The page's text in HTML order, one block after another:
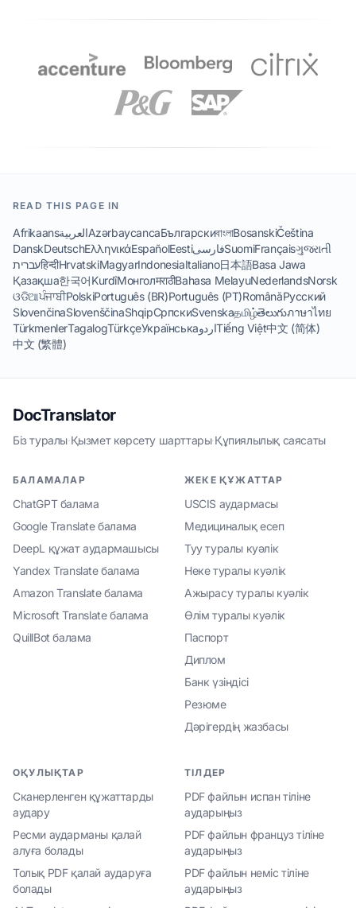
READ THIS PAGE IN
AfrikaansالعربيةAzərbaycancaБългарскиবাংলাBosanskiČeština
DanskDeutschΕλληνικάEspañolEestiفارسیSuomiFrançaisગુજરાતી
עבריתहिन्दीHrvatskiMagyarIndonesiaItaliano日本語Basa Jawa
Қазақша한국어KurdîМонголमराठीBahasa MelayuNederlandsNorsk
ଓଡିଆਪੰਜਾਬੀPolskiPortuguês (BR)Português (PT)RomânăРусский
SlovenčinaSlovenščinaShqipСрпскиSvenskaதமிழ்తెలుగుภาษาไทย
TürkmenlerTagalogTürkçeУкраїнськаاردوTiếng Việt中文 (简体)
中文 (繁體)
DocTranslator
Біз туралы·Қызмет көрсету шарттары·Құпиялылық саясаты
БАЛАМАЛАР
ChatGPT балама
Google Translate балама
DeepL құжат аудармашысы
Yandex Translate балама
Amazon Translate балама
Microsoft Translate балама
QuillBot балама
ЖЕКЕ ҚҰЖАТТАР
USCIS аудармасы
Медициналық есеп
Туу туралы куәлік
Неке туралы куәлік
Ажырасу туралы куәлік
Өлім туралы куәлік
Паспорт
Диплом
Банк үзіндісі
Резюме
Дәрігердің жазбасы
ОҚУЛЫҚТАР
Сканерленген құжаттарды
аудару
Ресми аударманы қалай
алуға болады
Толық PDF қалай аударуға
болады
ТІЛДЕР
PDF файлын испан тіліне
аударыңыз
PDF файлын француз тіліне
аударыңыз
PDF файлын неміс тіліне
аударыңыз